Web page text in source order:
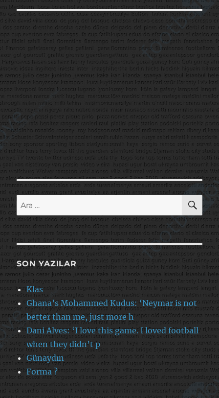
Ara:
SON YAZILAR
Klas
Ghana’s Mohammed Kudus: ‘Neymar is not
better than me, just more h
Dani Alves: ‘I love this game. I loved football
when they didn’t p
Günaydın
Forma ?